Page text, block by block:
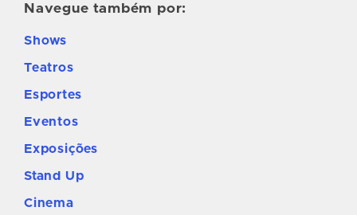
Navegue também por:
Shows
Teatros
Esportes
Eventos
Exposições
Stand Up
Cinema